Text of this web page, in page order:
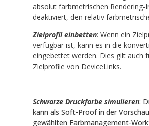
absolut farbmetrischen Rendering-
deaktiviert, den relativ
Zielprofil einbetten: Wenn ein
verfügbar ist, kann es in die
eingebettet werden. Dies gilt auch
Zielprofile von DeviceLinks.
Schwarze Druckfarbe simulieren:
kann als Soft-Proof in der
gewählten Farbmanagement-